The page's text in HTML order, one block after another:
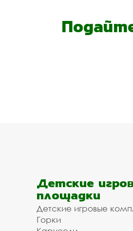
Детские
площадки
Детские игровые
Горки